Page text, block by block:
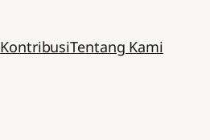
KontribusiTentang Kami